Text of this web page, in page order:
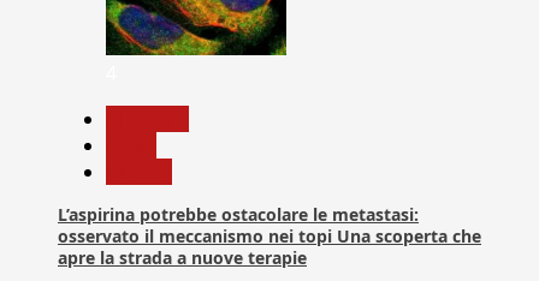
L’aspirina potrebbe ostacolare le metastasi:
osservato il meccanismo nei topi Una scoperta che
apre la strada a nuove terapie